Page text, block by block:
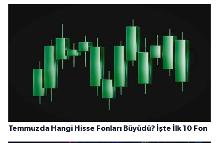
Temmuzda Hangi Hisse Fonları Büyüdü? İşte İlk 10 Fon